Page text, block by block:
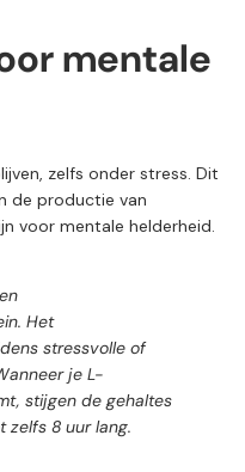
mentale
zelfs onder stress. Dit
de productie van
voor mentale helderheid.
Het
stressvolle of
je L-
stijgen de gehaltes
zelfs 8 uur lang.